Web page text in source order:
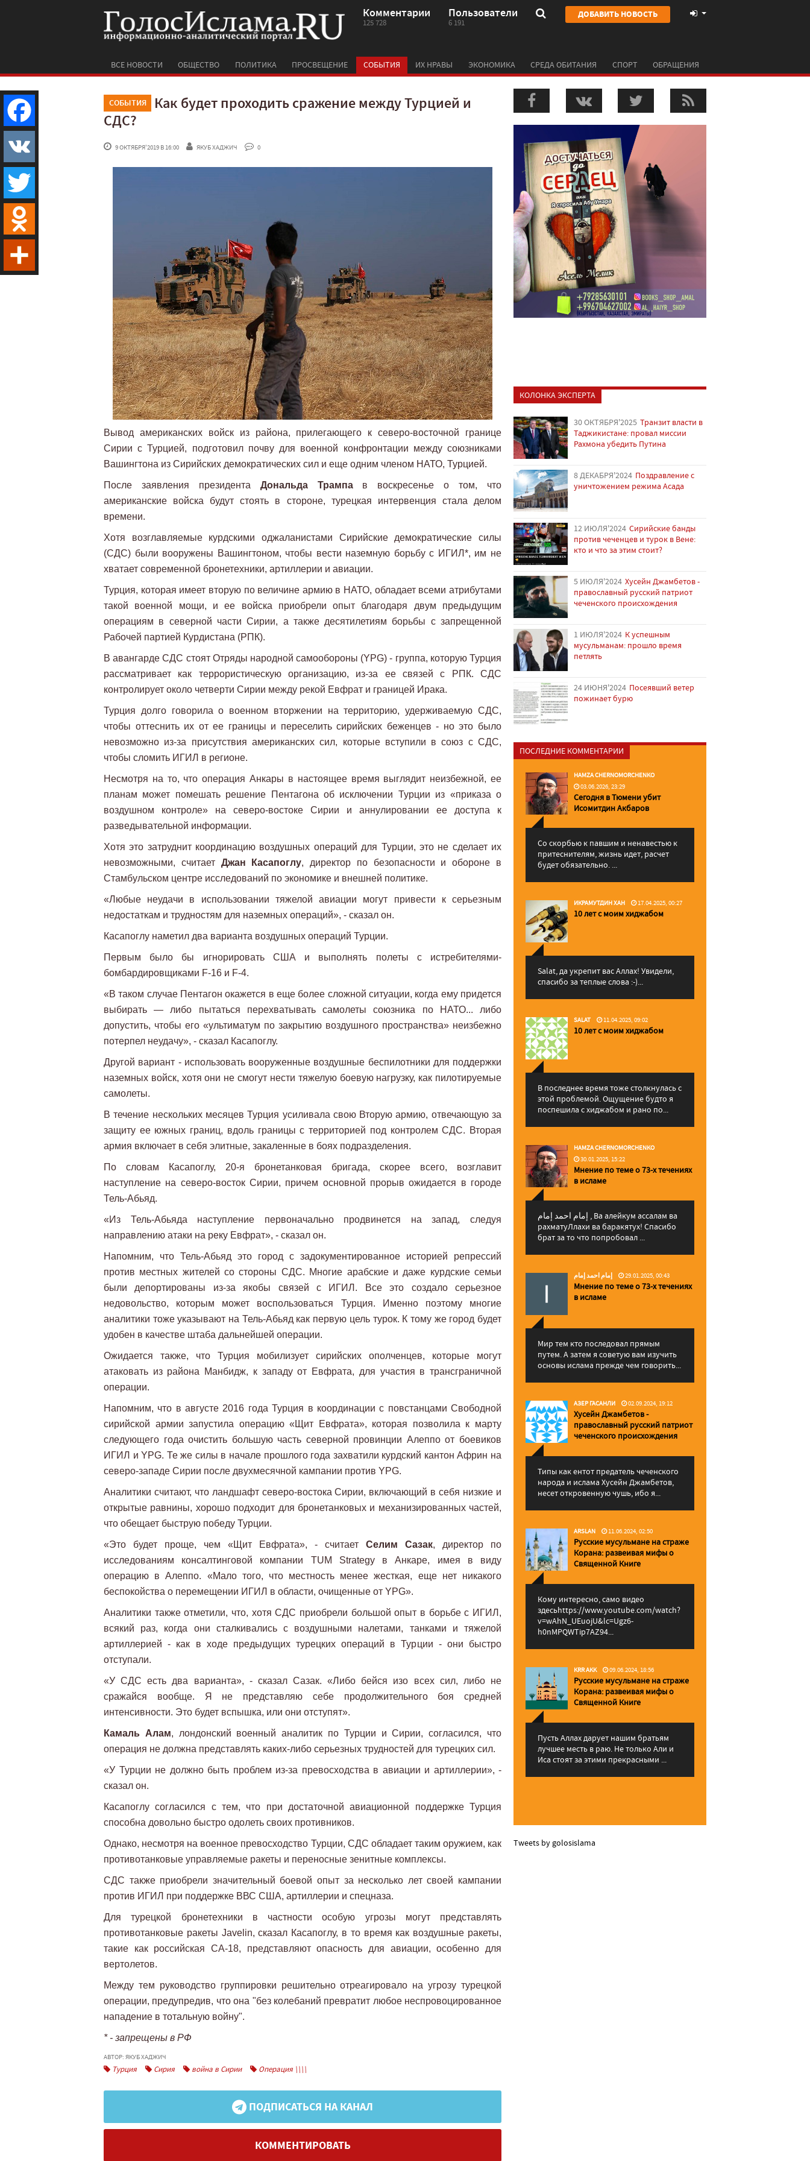
Комментарии
125 728
Пользователи
6 191
ДОБАВИТЬ НОВОСТЬ
ВСЕ НОВОСТИ ОБЩЕСТВО ПОЛИТИКА ПРОСВЕЩЕНИЕ СОБЫТИЯ ИХ НРАВЫ ЭКОНОМИКА СРЕДА ОБИТАНИЯ СПОРТ ОБРАЩЕНИЯ
СОБЫТИЯ
Как будет проходить сражение между Турцией и
СДС?
9 ОКТЯБРЯ'2019 В 16:00 ЯКУБ ХАДЖИЧ 0
Вывод американских войск из района, прилегающего к северо-восточной границе
Сирии с Турцией, подготовил почву для военной конфронтации между союзниками
Вашингтона из Сирийских демократических сил и еще одним членом НАТО, Турцией.
После заявления президента Дональда Трампав воскресенье о том, что
американские войска будут стоять в стороне, турецкая интервенция стала делом
времени.
Хотя возглавляемые курдскими оджаланистами Сирийские демократические силы
(СДС) были вооружены Вашингтоном, чтобы вести наземную борьбу с ИГИЛ*, им не
хватает современной бронетехники, артиллерии и авиации.
Турция, которая имеет вторую по величине армию в НАТО, обладает всеми атрибутами
такой военной мощи, и ее войска приобрели опыт благодаря двум предыдущим
операциям в северной части Сирии, а также десятилетиям борьбы с запрещенной
Рабочей партией Курдистана (РПК).
В авангарде СДС стоят Отряды народной самообороны (YPG) - группа, которую Турция
рассматривает как террористическую организацию, из-за ее связей с РПК. СДС
контролирует около четверти Сирии между рекой Евфрат и границей Ирака.
Турция долго говорила о военном вторжении на территорию, удерживаемую СДС,
чтобы оттеснить их от ее границы и переселить сирийских беженцев - но это было
невозможно из-за присутствия американских сил, которые вступили в союз с СДС,
чтобы сломить ИГИЛ в регионе.
Несмотря на то, что операция Анкары в настоящее время выглядит неизбежной, ее
планам может помешать решение Пентагона об исключении Турции из «приказа о
воздушном контроле» на северо-востоке Сирии и аннулировании ее доступа к
разведывательной информации.
Хотя это затруднит координацию воздушных операций для Турции, это не сделает их
невозможными, считает Джан Касапоглу, директор по безопасности и обороне в
Стамбульском центре исследований по экономике и внешней политике.
«Любые неудачи в использовании тяжелой авиации могут привести к серьезным
недостаткам и трудностям для наземных операций», - сказал он.
Касапоглу наметил два варианта воздушных операций Турции.
Первым было бы игнорировать США и выполнять полеты с истребителями-
бомбардировщиками F-16 и F-4.
«В таком случае Пентагон окажется в еще более сложной ситуации, когда ему придется
выбирать — либо пытаться перехватывать самолеты союзника по НАТО... либо
допустить, чтобы его «ультиматум по закрытию воздушного пространства» неизбежно
потерпел неудачу», - сказал Касапоглу.
Другой вариант - использовать вооруженные воздушные беспилотники для поддержки
наземных войск, хотя они не смогут нести тяжелую боевую нагрузку, как пилотируемые
самолеты.
В течение нескольких месяцев Турция усиливала свою Вторую армию, отвечающую за
защиту ее южных границ, вдоль границы с территорией под контролем СДС. Вторая
армия включает в себя элитные, закаленные в боях подразделения.
По словам Касапоглу, 20-я бронетанковая бригада, скорее всего, возглавит
наступление на северо-восток Сирии, причем основной прорыв ожидается в городе
Тель-Абьяд.
«Из Тель-Абьяда наступление первоначально продвинется на запад, следуя
направлению атаки на реку Евфрат», - сказал он.
Напомним, что Тель-Абьяд это город с задокументированное историей репрессий
против местных жителей со стороны СДС. Многие арабские и даже курдские семьи
были депортированы из-за якобы связей с ИГИЛ. Все это создало серьезное
недовольство, которым может воспользоваться Турция. Именно поэтому многие
аналитики тоже указывают на Тель-Абьяд как первую цель турок. К тому же город будет
удобен в качестве штаба дальнейшей операции.
Ожидается также, что Турция мобилизует сирийских ополченцев, которые могут
атаковать из района Манбидж, к западу от Евфрата, для участия в трансграничной
операции.
Напомним, что в августе 2016 года Турция в координации с повстанцами Свободной
сирийской армии запустила операцию «Щит Евфрата», которая позволила к марту
следующего года очистить большую часть северной провинции Алеппо от боевиков
ИГИЛ и YPG. Те же силы в начале прошлого года захватили курдский кантон Африн на
северо-западе Сирии после двухмесячной кампании против YPG.
Аналитики считают, что ландшафт северо-востока Сирии, включающий в себя низкие и
открытые равнины, хорошо подходит для бронетанковых и механизированных частей,
что обещает быструю победу Турции.
«Это будет проще, чем «Щит Евфрата», - считает Селим Сазак, директор по
исследованиям консалтинговой компании TUM Strategy в Анкаре, имея в виду
операцию в Алеппо. «Мало того, что местность менее жесткая, еще нет никакого
беспокойства о перемещении ИГИЛ в области, очищенные от YPG».
Аналитики также отметили, что, хотя СДС приобрели большой опыт в борьбе с ИГИЛ,
всякий раз, когда они сталкивались с воздушными налетами, танками и тяжелой
артиллерией - как в ходе предыдущих турецких операций в Турции - они быстро
отступали.
«У СДС есть два варианта», - сказал Сазак. «Либо бейся изо всех сил, либо не
сражайся вообще. Я не представляю себе продолжительного боя средней
интенсивности. Это будет вспышка, или они отступят».
Камаль Алам, лондонский военный аналитик по Турции и Сирии, согласился, что
операция не должна представлять каких-либо серьезных трудностей для турецких сил.
«У Турции не должно быть проблем из-за превосходства в авиации и артиллерии», -
сказал он.
Касапоглу согласился с тем, что при достаточной авиационной поддержке Турция
способна довольно быстро одолеть своих противников.
Однако, несмотря на военное превосходство Турции, СДС обладает таким оружием, как
противотанковые управляемые ракеты и переносные зенитные комплексы.
СДС также приобрели значительный боевой опыт за несколько лет своей кампании
против ИГИЛ при поддержке ВВС США, артиллерии и спецназа.
Для турецкой бронетехники в частности особую угрозы могут представлять
противотанковые ракеты Javelin, сказал Касапоглу, в то время как воздушные ракеты,
такие как российская СА-18, представляют опасность для авиации, особенно для
вертолетов.
Между тем руководство группировки решительно отреагировало на угрозу турецкой
операции, предупредив, что она "без колебаний превратит любое неспровоцированное
нападение в тотальную войну".
* - запрещены в РФ
АВТОР: ЯКУБ ХАДЖИЧ
Турция Сирия война в Сирии Операция \\\\
ПОДПИСАТЬСЯ НА КАНАЛ
КОММЕНТИРОВАТЬ
КОЛОНКА ЭКСПЕРТА
30 ОКТЯБРЯ'2025 Транзит власти в
Таджикистане: провал миссии
Рахмона убедить Путина
8 ДЕКАБРЯ'2024 Поздравление с
уничтожением режима Асада
12 ИЮЛЯ'2024 Сирийские банды
против чеченцев и турок в Вене:
кто и что за этим стоит?
5 ИЮЛЯ'2024 Хусейн Джамбетов -
православный русский патриот
чеченского происхождения
1 ИЮЛЯ'2024 К успешным
мусульманам: прошло время
петлять
24 ИЮНЯ'2024 Посеявший ветер
пожинает бурю
ПОСЛЕДНИЕ КОММЕНТАРИИ
HAMZA CHERNOMORCHENKO
03.06.2026, 23:29
Сегодня в Тюмени убит
Исомитдин Акбаров
Со скорбью к павшим и ненавестью к
притеснителям, жизнь идет, расчет
будет обязательно. ...
ИКРАМУТДИН ХАН 17.04.2025, 00:27
10 лет с моим хиджабом
Salat, да укрепит вас Аллаx! Увидели,
спасибо за теплые слова :-)...
SALAT 11.04.2025, 09:02
10 лет с моим хиджабом
В последнее время тоже столкнулась с
этой проблемой. Ощущение будто я
поспешила с хиджабом и рано по...
HAMZA CHERNOMORCHENKO
30.01.2025, 15:22
Мнение по теме о 73-х течениях
в исламе
إمام احمد إمام , Ва алейкум ассалам ва
рахматуЛлахи ва баракятух! Спасибо
брат за то что попробовал ...
إمام احمد إمام 29.01.2025, 00:43
Мнение по теме о 73-х течениях
в исламе
Мир тем кто последовал прямым
путем. А затем я советую вам изучить
основы ислама прежде чем говорить...
АЗЕР ГАСАНЛИ 02.09.2024, 19:12
Хусейн Джамбетов -
православный русский патриот
чеченского происхождения
Типы как ентот предатель чеченского
народа и ислама Хусейн Джамбетов,
несет откровенную чушь, ибо я...
ARSLAN 11.06.2024, 02:50
Русские мусульмане на страже
Корана: pазвеивая мифы о
Священной Книге
Кому интересно, само видео
здесьhttps://www.youtube.com/watch?
v=wAhN_UEuojU&lc=Ugz6-
h0nMPQWTip7AZ94...
KRR AKK 09.06.2024, 18:56
Русские мусульмане на страже
Корана: pазвеивая мифы о
Священной Книге
Пусть Аллах дарует нашим братьям
лучшее месть в раю. Не только Али и
Иса стоят за этими прекрасными ...
Tweets by golosislama
Facebook
VK
Twitter
Odnoklassniki